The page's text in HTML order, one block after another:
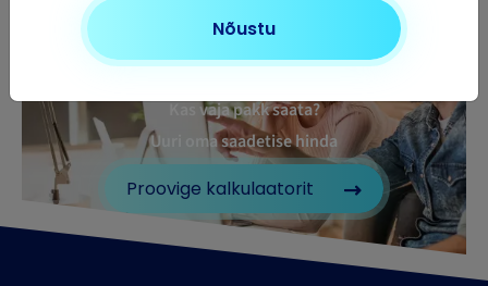
Kas vaja pakk saata?
Uuri oma saadetise hinda
Proovige kalkulaatorit
Nõustu